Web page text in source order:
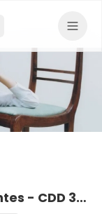
[Fashion] - Conseiller.e de ventes - CDD 35h - Outlet Miramas - H/F